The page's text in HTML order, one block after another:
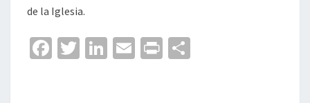
de la Iglesia.
Fa T
Li
E
Pr